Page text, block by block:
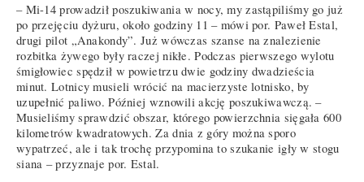
– Mi-14 prowadził poszukiwania w nocy, my zastąpiliśmy go już
po przejęciu dyżuru, około godziny 11 – mówi por. Paweł Estal,
drugi pilot „Anakondy”. Już wówczas szanse na znalezienie
rozbitka żywego były raczej nikłe. Podczas pierwszego wylotu
śmigłowiec spędził w powietrzu dwie godziny dwadzieścia
minut. Lotnicy musieli wrócić na macierzyste lotnisko, by
uzupełnić paliwo. Później wznowili akcję poszukiwawczą. –
Musieliśmy sprawdzić obszar, którego powierzchnia sięgała 600
kilometrów kwadratowych. Za dnia z góry można sporo
wypatrzeć, ale i tak trochę przypomina to szukanie igły w stogu
siana – przyznaje por. Estal.